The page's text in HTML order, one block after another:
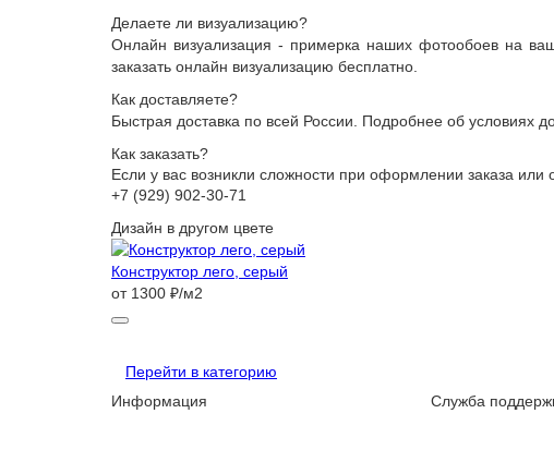
Делаете ли визуализацию?
Онлайн визуализация - примерка наших фотообоев на
заказать онлайн визуализацию бесплатно.
Как доставляете?
Быстрая доставка по всей России. Подробнее об условиях
Как заказать?
Если у вас возникли сложности при оформлении заказа
+7 (929) 902-30-71
Дизайн в другом цвете
Конструктор лего, серый
от 1300 ₽/м2
Перейти в категорию
Информация
Служба